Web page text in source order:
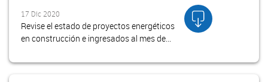
17 Dic 2020
Revise el estado de proyectos energéticos
en construcción e ingresados al mes de